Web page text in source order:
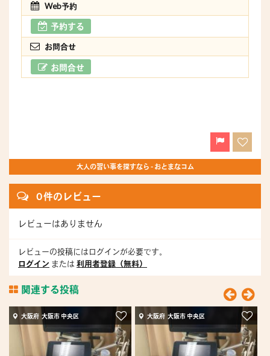
Web予約
予約する
お問合せ
お問合せ
大人の習い事を探すなら - おとまなコム
0 件のレビュー
レビューはありません
レビューの投稿にはログインが必要です。
ログイン または 利用者登録（無料）
関連する投稿
大阪府 大阪市 中央区 大阪府 大阪市 中央区